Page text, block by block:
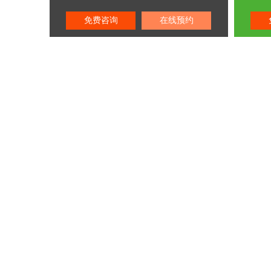
厦...
免费咨询
在线预约
厦...